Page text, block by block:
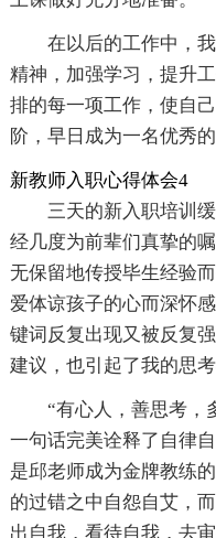
在以后的工作中，
精神，加强学习，提升
排的每一项工作，使自
阶，早日成为一名优秀的
新教师入职心得体会4
三天的新入职培训
经几度为前辈们真挚的
无保留地传授毕生经验
爱体谅孩子的心而深怀
键词反复出现又被反复
建议，也引起了我的思考
“有心人，善思考，
一句话完美诠释了自律
是邱老师成为金牌教练
的过错之中自怨自艾，
出自我，看待自我，去